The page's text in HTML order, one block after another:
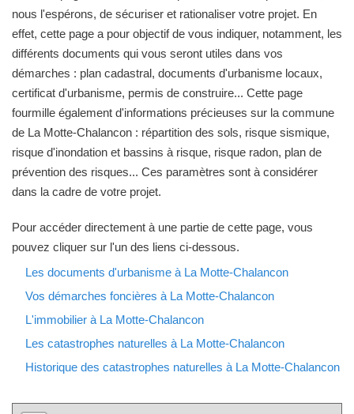
nous l'espérons, de sécuriser et rationaliser votre projet. En
effet, cette page a pour objectif de vous indiquer, notamment, les
différents documents qui vous seront utiles dans vos
démarches : plan cadastral, documents d'urbanisme locaux,
certificat d'urbanisme, permis de construire... Cette page
fourmille également d'informations précieuses sur la commune
de La Motte-Chalancon : répartition des sols, risque sismique,
risque d'inondation et bassins à risque, risque radon, plan de
prévention des risques... Ces paramètres sont à considérer
dans la cadre de votre projet.
Pour accéder directement à une partie de cette page, vous
pouvez cliquer sur l'un des liens ci-dessous.
Les documents d'urbanisme à La Motte-Chalancon
Vos démarches foncières à La Motte-Chalancon
L'immobilier à La Motte-Chalancon
Les catastrophes naturelles à La Motte-Chalancon
Historique des catastrophes naturelles à La Motte-Chalancon